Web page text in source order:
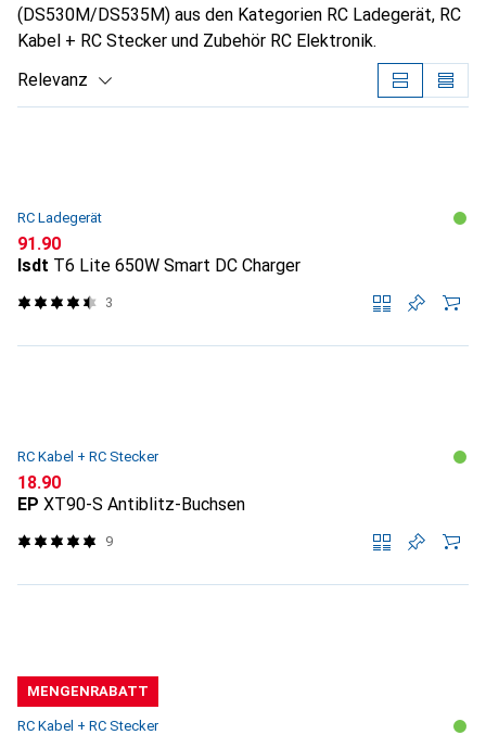
(DS530M/DS535M) aus den Kategorien RC Ladegerät, RC
Kabel + RC Stecker und Zubehör RC Elektronik.
Relevanz
RC Ladegerät
CHF
91.90
Isdt T6 Lite 650W Smart DC Charger
3
RC Kabel + RC Stecker
CHF
18.90
EP XT90-S Antiblitz-Buchsen
9
MENGENRABATT
RC Kabel + RC Stecker